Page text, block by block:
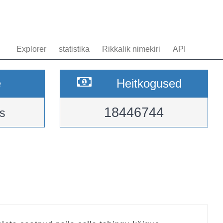
Explorer statistika Rikkalik nimekiri API
Heitkogused
18446744